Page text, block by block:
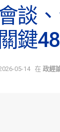
談
鍵
05-14 在 政經